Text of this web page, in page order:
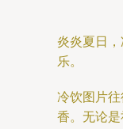
炎炎夏日
乐。
冷饮图片
香。无论